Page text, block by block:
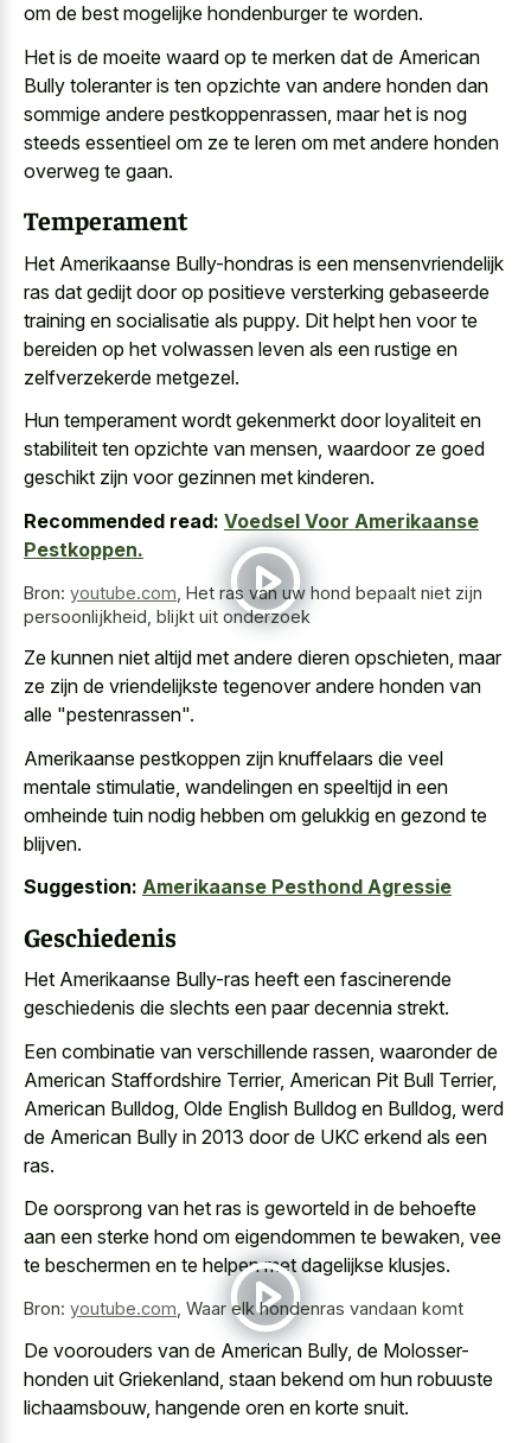
om de best mogelijke hondenburger te worden.
Het is de moeite waard op te merken dat de American
Bully toleranter is ten opzichte van andere honden dan
sommige andere pestkoppenrassen, maar het is nog
steeds essentieel om ze te leren om met andere honden
overweg te gaan.
Temperament
Het Amerikaanse Bully-hondras is een mensenvriendelijk
ras dat gedijt door op positieve versterking gebaseerde
training en socialisatie als puppy. Dit helpt hen voor te
bereiden op het volwassen leven als een rustige en
zelfverzekerde metgezel.
Hun temperament wordt gekenmerkt door loyaliteit en
stabiliteit ten opzichte van mensen, waardoor ze goed
geschikt zijn voor gezinnen met kinderen.
Recommended read: Voedsel Voor Amerikaanse
Pestkoppen.
Bron: youtube.com Het ras van uw hond bepaalt niet zijn
persoonlijkheid, blijkt uit onderzoek
Ze kunnen niet altijd met andere dieren opschieten, maar
ze zijn de vriendelijkste tegenover andere honden van
alle "pestenrassen".
Amerikaanse pestkoppen zijn knuffelaars die veel
mentale stimulatie, wandelingen en speeltijd in een
omheinde tuin nodig hebben om gelukkig en gezond te
blijven.
Suggestion: Amerikaanse Pesthond Agressie
Geschiedenis
Het Amerikaanse Bully-ras heeft een fascinerende
geschiedenis die slechts een paar decennia strekt.
Een combinatie van verschillende rassen, waaronder de
American Staffordshire Terrier, American Pit Bull Terrier,
American Bulldog, Olde English Bulldog en Bulldog, werd
de American Bully in 2013 door de UKC erkend als een
ras.
De oorsprong van het ras is geworteld in de behoefte
aan een sterke hond om eigendommen te bewaken, vee
te beschermen en te helpen met dagelijkse klusjes.
Bron: youtube.com Waar elk hondenras vandaan komt
De voorouders van de American Bully, de Molosser-
honden uit Griekenland, staan bekend om hun robuuste
lichaamsbouw, hangende oren en korte snuit.